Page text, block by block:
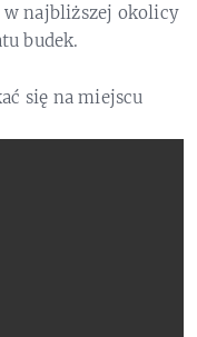
w najbliższej okolicy
budek.
się na miejscu